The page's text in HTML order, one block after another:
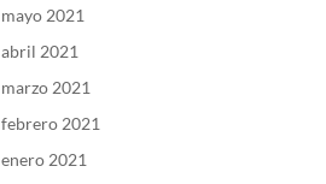
mayo 2021
abril 2021
marzo 2021
febrero 2021
enero 2021